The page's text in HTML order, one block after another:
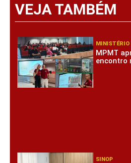
VEJA TAMBÉM
MPMT
encontro
SINOP